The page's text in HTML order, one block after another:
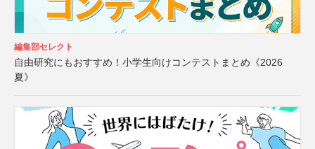
編集部セレクト
自由研究にもおすすめ！小学生向けコンテストまとめ《2026
夏》